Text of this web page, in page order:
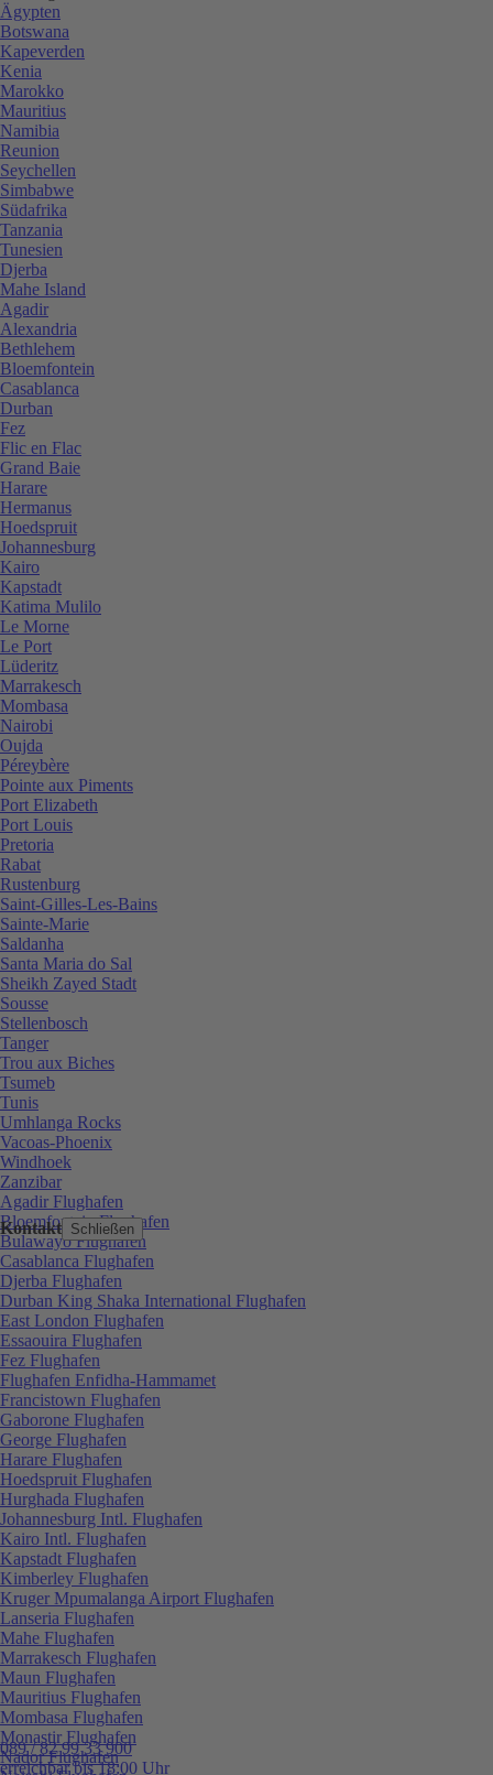
Kontakt Schließen
089 / 82 99 33 900
erreichbar bis 18:00 Uhr
Ägypten
Botswana
Kapeverden
Kenia
Marokko
Mauritius
Namibia
Reunion
Seychellen
Simbabwe
Südafrika
Tanzania
Tunesien
Djerba
Mahe Island
Agadir
Alexandria
Bethlehem
Bloemfontein
Casablanca
Durban
Fez
Flic en Flac
Grand Baie
Harare
Hermanus
Hoedspruit
Johannesburg
Kairo
Kapstadt
Katima Mulilo
Le Morne
Le Port
Lüderitz
Marrakesch
Mombasa
Nairobi
Oujda
Péreybère
Pointe aux Piments
Port Elizabeth
Port Louis
Pretoria
Rabat
Rustenburg
Saint-Gilles-Les-Bains
Sainte-Marie
Saldanha
Santa Maria do Sal
Sheikh Zayed Stadt
Sousse
Stellenbosch
Tanger
Trou aux Biches
Tsumeb
Tunis
Umhlanga Rocks
Vacoas-Phoenix
Windhoek
Zanzibar
Agadir Flughafen
Bloemfontein Flughafen
Bulawayo Flughafen
Casablanca Flughafen
Djerba Flughafen
Durban King Shaka International Flughafen
East London Flughafen
Essaouira Flughafen
Fez Flughafen
Flughafen Enfidha-Hammamet
Francistown Flughafen
Gaborone Flughafen
George Flughafen
Harare Flughafen
Hoedspruit Flughafen
Hurghada Flughafen
Johannesburg Intl. Flughafen
Kairo Intl. Flughafen
Kapstadt Flughafen
Kimberley Flughafen
Kruger Mpumalanga Airport Flughafen
Lanseria Flughafen
Mahe Flughafen
Marrakesch Flughafen
Maun Flughafen
Mauritius Flughafen
Mombasa Flughafen
Monastir Flughafen
Nador Flughafen